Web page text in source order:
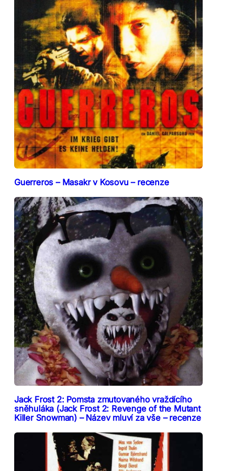
Guerreros – Masakr v Kosovu – recenze
Jack Frost 2: Pomsta zmutovaného vraždícího
sněhuláka (Jack Frost 2: Revenge of the Mutant
Killer Snowman) – Název mluví za vše – recenze